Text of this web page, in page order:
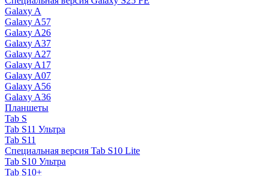
Galaxy A
Galaxy A57
Galaxy A26
Galaxy A37
Galaxy A27
Galaxy A17
Galaxy A07
Galaxy A56
Galaxy A36
Планшеты
Tab S
Tab S11 Ультра
Tab S11
Специальная версия Tab S10 Lite
Tab S10 Ультра
Tab S10+